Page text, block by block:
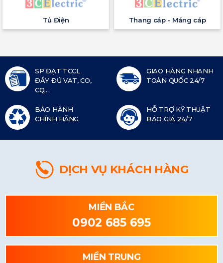
Tủ Điện Thang cáp - Máng cáp
SP ĐẠT TCCL
ĐẦY ĐỦ VAT, CO,
CQ...
GIAO HÀNG NHANH
TOÀN QUỐC 24/7
BẢO HÀNH
CHÍNH HÃNG
HỖ TRỢ KỸ THUẬT
BÁO GIÁ 24/7
DỊCH VỤ KHÁCH HÀNG
MIỀN BẮC
0902 685 695
MIỀN TRUNG